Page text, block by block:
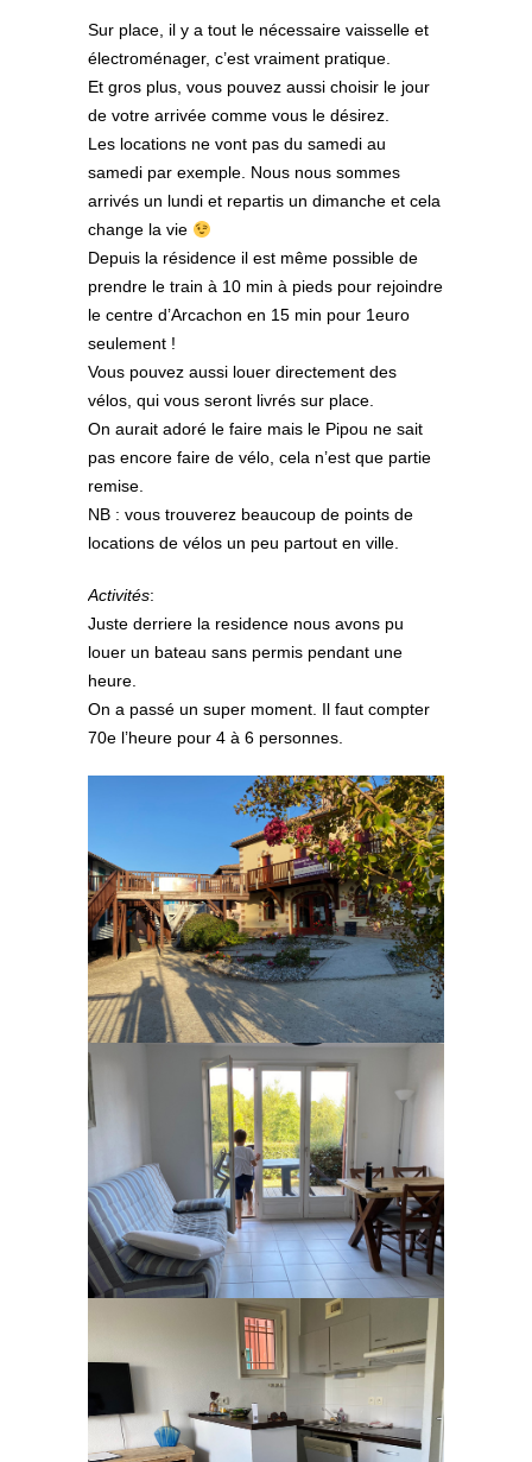
Sur place, il y a tout le nécessaire vaisselle et
électroménager, c’est vraiment pratique.
Et gros plus, vous pouvez aussi choisir le jour
de votre arrivée comme vous le désirez.
Les locations ne vont pas du samedi au
samedi par exemple. Nous nous sommes
arrivés un lundi et repartis un dimanche et cela
change la vie
Depuis la résidence il est même possible de
prendre le train à 10 min à pieds pour rejoindre
le centre d’Arcachon en 15 min pour 1euro
seulement !
Vous pouvez aussi louer directement des
vélos, qui vous seront livrés sur place.
On aurait adoré le faire mais le Pipou ne sait
pas encore faire de vélo, cela n’est que partie
remise.
NB : vous trouverez beaucoup de points de
locations de vélos un peu partout en ville.
Activités:
Juste derriere la residence nous avons pu
louer un bateau sans permis pendant une
heure.
On a passé un super moment. Il faut compter
70e l’heure pour 4 à 6 personnes.